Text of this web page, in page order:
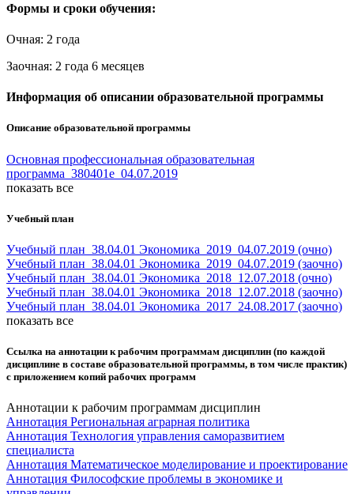
Формы и сроки обучения:
Очная: 2 года
Заочная: 2 года 6 месяцев
Информация об описании образовательной программы
Описание образовательной программы
Основная профессиональная образовательная
программа_380401e_04.07.2019
показать все
Учебный план
Учебный план_38.04.01 Экономика_2019_04.07.2019 (очно)
Учебный план_38.04.01 Экономика_2019_04.07.2019 (заочно)
Учебный план_38.04.01 Экономика_2018_12.07.2018 (очно)
Учебный план_38.04.01 Экономика_2018_12.07.2018 (заочно)
Учебный план_38.04.01 Экономика_2017_24.08.2017 (заочно)
показать все
Ссылка на аннотации к рабочим программам дисциплин (по каждой
дисциплине в составе образовательной программы, в том числе практик)
с приложением копий рабочих программ
Аннотации к рабочим программам дисциплин
Аннотация Региональная аграрная политика
Аннотация Технология управления саморазвитием
специалиста
Аннотация Математическое моделирование и проектирование
Аннотация Философские проблемы в экономике и